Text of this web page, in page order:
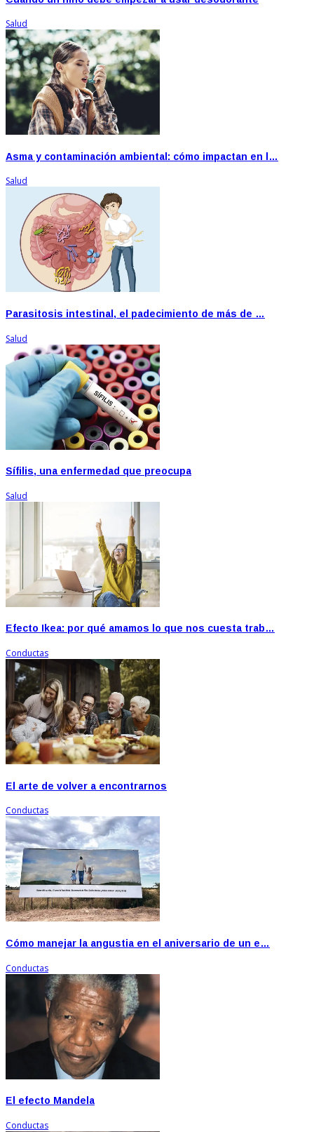
Salud
Asma y contaminación ambiental: cómo impactan en l…
Salud
Parasitosis intestinal, el padecimiento de más de …
Salud
Sífilis, una enfermedad que preocupa
Salud
Efecto Ikea: por qué amamos lo que nos cuesta trab…
Conductas
El arte de volver a encontrarnos
Conductas
Cómo manejar la angustia en el aniversario de un e…
Conductas
El efecto Mandela
Conductas